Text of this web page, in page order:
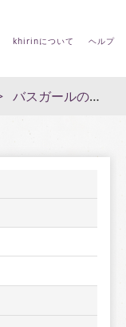
khirinについて ヘルプ
バスガールの帽子 冬用